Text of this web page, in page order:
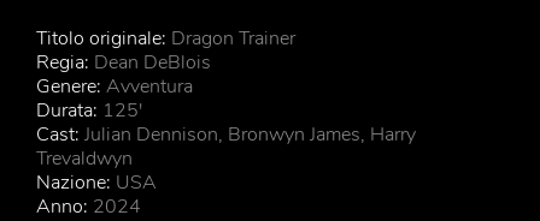
Titolo originale: Dragon Trainer
Regia: Dean DeBlois
Genere: Avventura
Durata: 125'
Cast: Julian Dennison, Bronwyn James, Harry
Trevaldwyn
Nazione: USA
Anno: 2024